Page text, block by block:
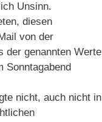
Unsinn.
diesen
von der
der genannten Werte
Sonntagabend
nicht, auch nicht in